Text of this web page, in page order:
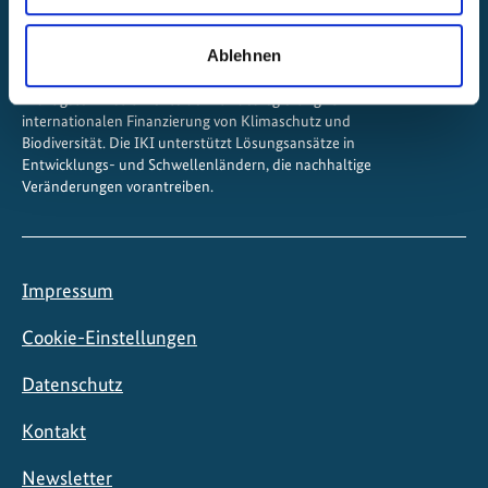
Ablehnen
wichtigsten Instrumente der Bundesregierung zur
internationalen Finanzierung von Klimaschutz und
Biodiversität. Die IKI unterstützt Lösungsansätze in
Entwicklungs- und Schwellenländern, die nachhaltige
Veränderungen vorantreiben.
Impressum
Cookie-Einstellungen
Datenschutz
Kontakt
Newsletter